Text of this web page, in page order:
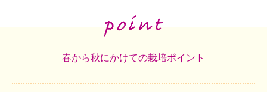
春から秋にかけての栽培ポイント